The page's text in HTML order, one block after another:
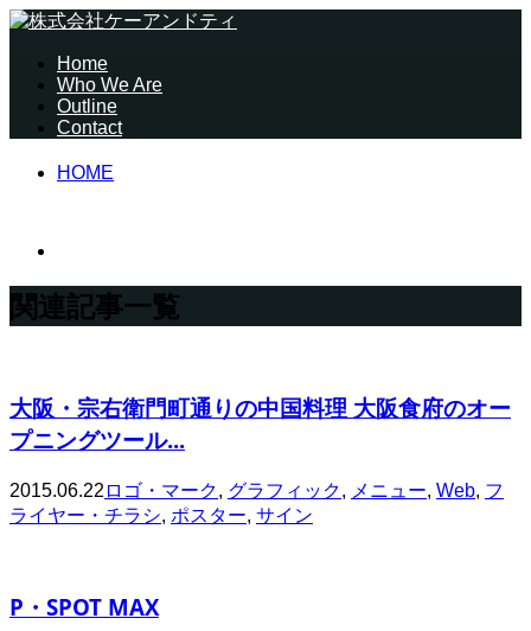
Home
Who We Are
Outline
Contact
HOME
関連記事一覧
大阪・宗右衛門町通りの中国料理 大阪食府のオー
プニングツール...
2015.06.22 ロゴ・マーク, グラフィック, メニュー, Web, フ
ライヤー・チラシ, ポスター, サイン
P・SPOT MAX